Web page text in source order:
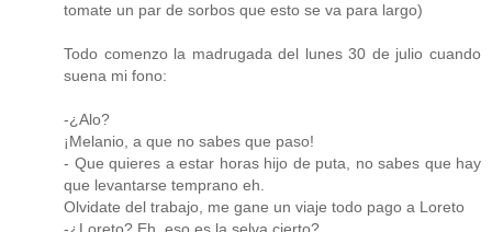
tomate un par de sorbos que esto se va para largo)
Todo comenzo la madrugada del lunes 30 de julio cuando
suena mi fono:
-¿Alo?
¡Melanio, a que no sabes que paso!
- Que quieres a estar horas hijo de puta, no sabes que hay
que levantarse temprano eh.
Olvidate del trabajo, me gane un viaje todo pago a Loreto